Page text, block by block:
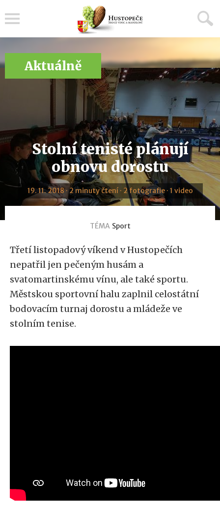
Aktuálně
Stolní tenisté plánují
obnovu dorostu
19. 11. 2018 · 2 minuty čtení · 2 fotografie · 1 video
TÉMA Sport
Třetí listopadový víkend v Hustopečích
nepatřil jen pečeným husám a
svatomartinskému vínu, ale také sportu.
Městskou sportovní halu zaplnil celostátní
bodovacím turnaj dorostu a mládeže ve
stolním tenise.